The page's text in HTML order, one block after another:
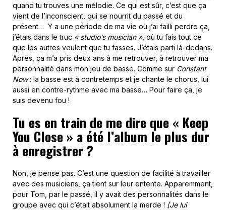
quand tu trouves une mélodie. Ce qui est sûr, c’est que ça
vient de l’inconscient, qui se nourrit du passé et du
présent… Y a une période de ma vie où j’ai failli perdre ça,
j’étais dans le truc « studio’s musician », où tu fais tout ce
que les autres veulent que tu fasses. J’étais parti là-dedans.
Après, ça m’a pris deux ans à me retrouver, à retrouver ma
personnalité dans mon jeu de basse. Comme sur Constant
Now: la basse est à contretemps et je chante le chorus, lui
aussi en contre-rythme avec ma basse… Pour faire ça, je
suis devenu fou !
Tu es en train de me dire que « Keep
You Close » a été l’album le plus dur
à enregistrer ?
Non, je pense pas. C’est une question de facilité à travailler
avec des musiciens, ça tient sur leur entente. Apparemment,
pour Tom, par le passé, il y avait des personnalités dans le
groupe avec qui c’était absolument la merde ! [Je lui